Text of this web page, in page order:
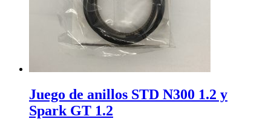
Juego de anillos STD N300 1.2 y
Spark GT 1.2